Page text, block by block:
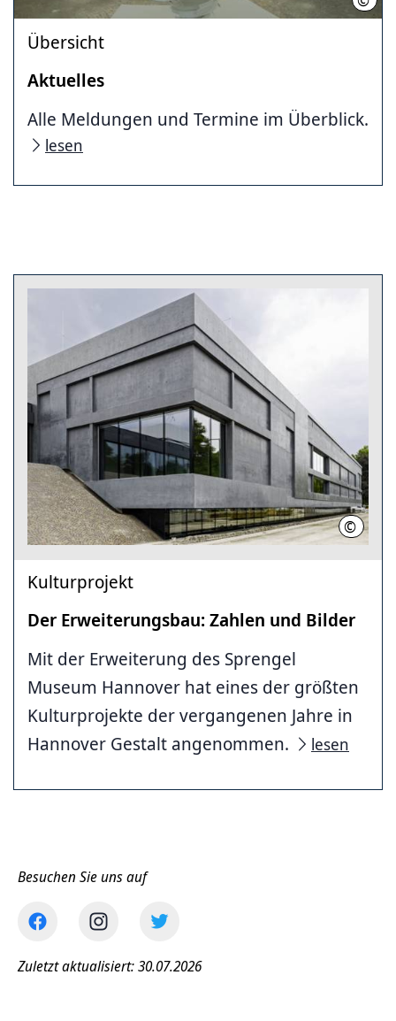
Übersicht
Aktuelles
Alle Meldungen und Termine im Überblick.
lesen
©
Kulturprojekt
Der Erweiterungsbau: Zahlen und Bilder
Mit der Erweiterung des Sprengel
Museum Hannover hat eines der größten
Kulturprojekte der vergangenen Jahre in
Hannover Gestalt angenommen.
lesen
Besuchen Sie uns auf
Zuletzt aktualisiert: 30.07.2026